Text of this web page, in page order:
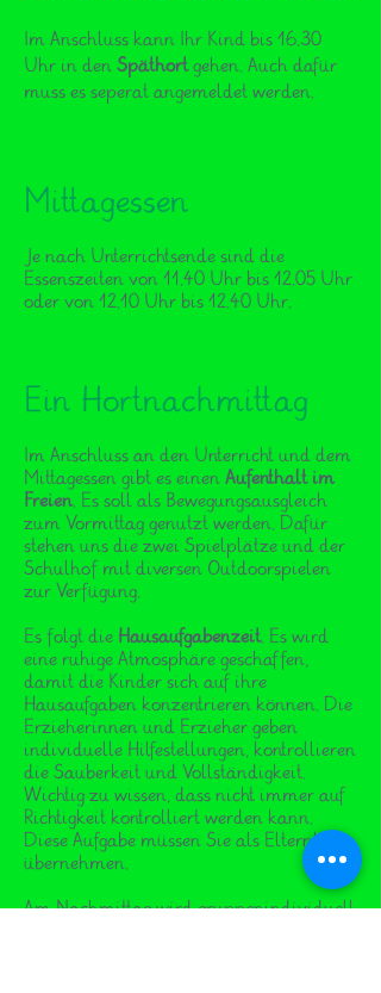
Im Anschluss kann Ihr Kind bis 16.30
Uhr in den Späthortgehen. Auch dafür
muss es seperat angemeldet werden.
Mittagessen
Je nach Unterrichtsende sind die
Essenszeiten von 11.40 Uhr bis 12.05 Uhr
oder von 12.10 Uhr bis 12.40 Uhr.
Ein Hortnachmittag
Im Anschluss an den Unterricht und dem
Mittagessen gibt es einen Aufenthalt im
Freien. Es soll als Bewegungsausgleich
zum Vormittag genutzt werden. Dafür
stehen uns die zwei Spielplätze und der
Schulhof mit diversen Outdoorspielen
zur Verfügung.
Es folgt die Hausaufgabenzeit. Es wird
eine ruhige Atmosphäre geschaffen,
damit die Kinder sich auf ihre
Hausaufgaben konzentrieren können. Die
Erzieherinnen und Erzieher geben
individuelle Hilfestellungen, kontrollieren
die Sauberkeit und Vollständigkeit.
Wichtig zu wissen, dass nicht immer auf
Richtigkeit kontrolliert werden kann.
Diese Aufgabe müssen Sie als Elternhaus
übernehmen.
Am Nachmittag wird gruppenindividuell